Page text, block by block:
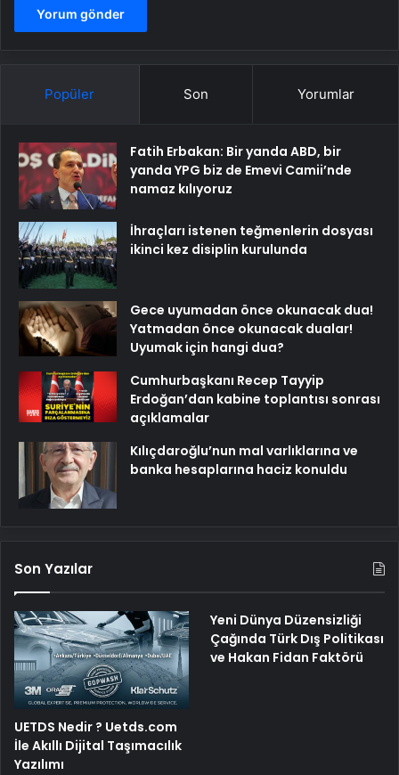
Popüler Son Yorumlar
Fatih Erbakan: Bir yanda ABD, bir
yanda YPG biz de Emevi Camii’nde
namaz kılıyoruz
İhraçları istenen teğmenlerin dosyası
ikinci kez disiplin kurulunda
Gece uyumadan önce okunacak dua!
Yatmadan önce okunacak dualar!
Uyumak için hangi dua?
Cumhurbaşkanı Recep Tayyip
Erdoğan’dan kabine toplantısı sonrası
açıklamalar
Kılıçdaroğlu’nun mal varlıklarına ve
banka hesaplarına haciz konuldu
Son Yazılar
UETDS Nedir ? Uetds.com
İle Akıllı Dijital Taşımacılık
Yazılımı
Yeni Dünya Düzensizliği
Çağında Türk Dış Politikası
ve Hakan Fidan Faktörü